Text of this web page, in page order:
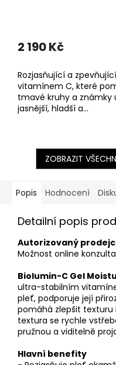
2 190 Kč
Rozjasňující a
vitamínem C, které
tmavé kruhy a známky
jasnější, hladší a...
ZOBRAZIT
Popis Hodnocení
Detailní popis
Autorizovaný
Možnost online
Biolumin-C Gel
ultra-stabilním
pleť, podporuje její
pomáhá zlepšit texturu
textura se rychle
pružnou a viditelně
Hlavní benefity